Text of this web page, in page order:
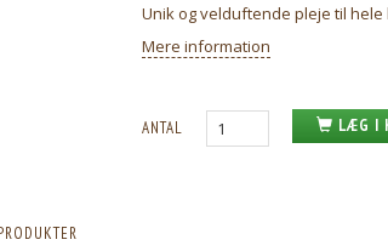
Unik og velduftende pleje til hele
Mere information
ANTAL LÆG I